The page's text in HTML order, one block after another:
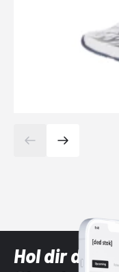
Hol dir die